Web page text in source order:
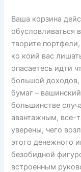
Ваша корзина
обусловливаться
творите
ко коий вас
опасаетесь идти
большой доходов,
бумаг –
большинстве
авантажным, все-
уверены, чего
этого денежного
безобидной
встроенным